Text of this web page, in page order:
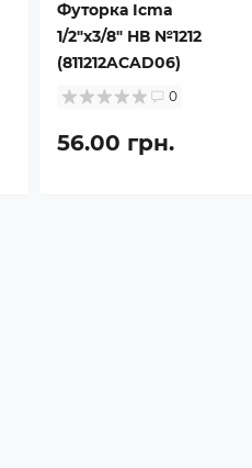
Футорка Icma
1/2"х3/8" НВ №1212
(811212ACAD06)
0
56.00 грн.